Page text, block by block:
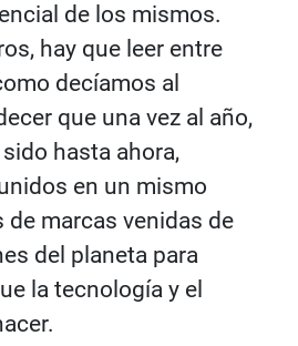
de los mismos.
hay que leer entre
decíamos al
que una vez al año,
hasta ahora,
en un mismo
de marcas venidas de
del planeta para
la tecnología y el